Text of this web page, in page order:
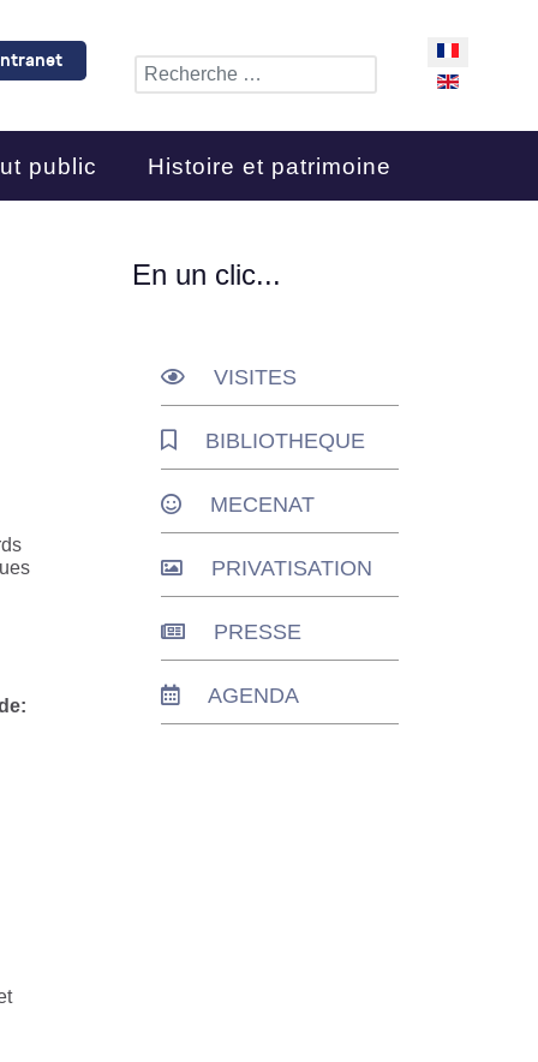
Rechercher
Sélectionnez
public Histoire et patrimoine
En un clic...
VISITES
BIBLIOTHEQUE
MECENAT
PRIVATISATION
PRESSE
AGENDA